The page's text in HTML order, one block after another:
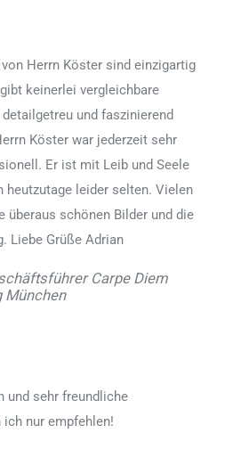
Herrn Köster sind einzigartig
keinerlei vergleichbare
und faszinierend
Köster war jederzeit sehr
Er ist mit Leib und Seele
heutzutage leider selten. Vielen
überaus schönen Bilder und die
Liebe Grüße Adrian
Carpe Diem
München
und sehr freundliche
nur empfehlen!